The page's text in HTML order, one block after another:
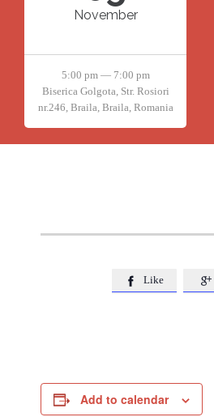
November
5:00 pm — 7:00 pm
Biserica Golgota, Str. Rosiori
nr.246, Braila, Braila, Romania
 Like 
Add to calendar